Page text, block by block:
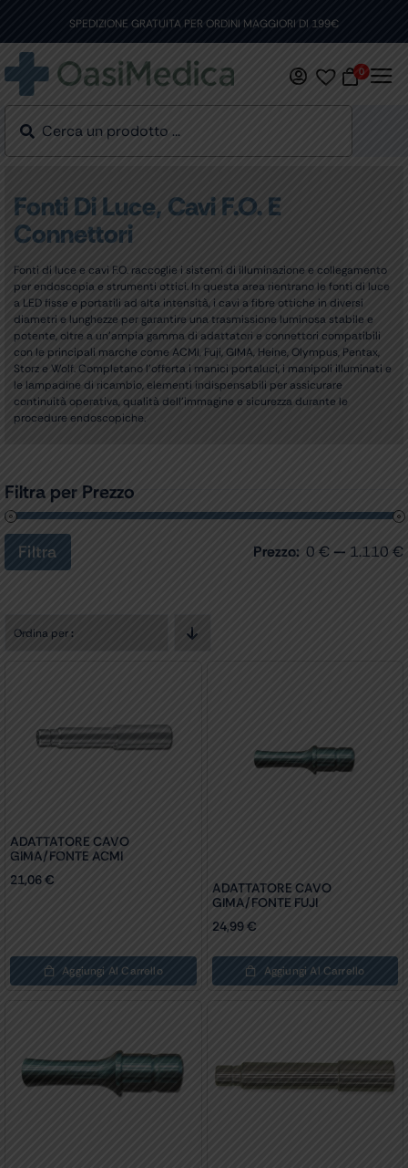
content
SPEDIZIONE GRATUITA PER ORDINI MAGGIORI DI 199€
0
Fonti Di Luce, Cavi F.O. E
Connettori
Fonti di luce e cavi F.O. raccoglie i sistemi di illuminazione e collegamento
per endoscopia e strumenti ottici. In questa area rientrano le fonti di luce
a LED fisse e portatili ad alta intensità, i cavi a fibre ottiche in diversi
diametri e lunghezze per garantire una trasmissione luminosa stabile e
potente, oltre a un’ampia gamma di adattatori e connettori compatibili
con le principali marche come ACMI, Fuji, GIMA, Heine, Olympus, Pentax,
Storz e Wolf. Completano l’offerta i manici portaluci, i manipoli illuminati e
le lampadine di ricambio, elementi indispensabili per assicurare
continuità operativa, qualità dell’immagine e sicurezza durante le
procedure endoscopiche.
Filtra per Prezzo
Prezzo
Min
Prezzo
Max
Filtra Prezzo: 0 € — 1.110 €
Ordina per:
ADATTATORE CAVO
GIMA/FONTE ACMI
21,06€
Aggiungi Al Carrello
ADATTATORE CAVO
GIMA/FONTE FUJI
24,99€
Aggiungi Al Carrello